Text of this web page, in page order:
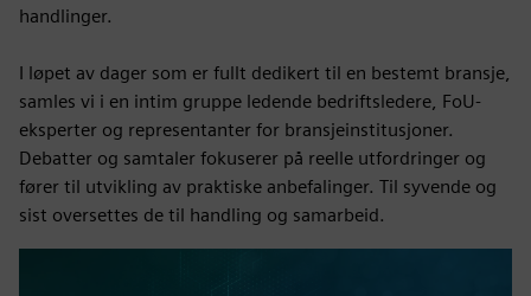
handlinger.
I løpet av dager som er fullt dedikert til en bestemt bransje,
samles vi i en intim gruppe ledende bedriftsledere, FoU-
eksperter og representanter for bransjeinstitusjoner.
Debatter og samtaler fokuserer på reelle utfordringer og
fører til utvikling av praktiske anbefalinger. Til syvende og
sist oversettes de til handling og samarbeid.